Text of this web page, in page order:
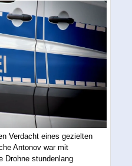
Verdacht eines gezielten
Antonov war mit
Drohne stundenlang